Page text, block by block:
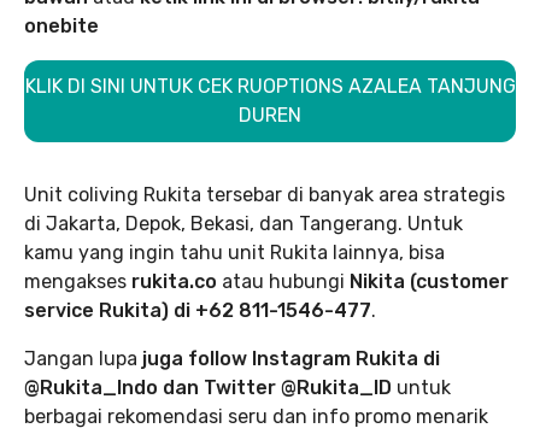
onebite
KLIK DI SINI UNTUK CEK RUOPTIONS AZALEA TANJUNG
DUREN
Unit coliving Rukita tersebar di banyak area strategis
di Jakarta, Depok, Bekasi, dan Tangerang. Untuk
kamu yang ingin tahu unit Rukita lainnya, bisa
mengakses rukita.co atau hubungi Nikita (customer
service Rukita) di +62 811-1546-477.
Jangan lupa juga follow Instagram Rukita di
@Rukita_Indo dan Twitter @Rukita_ID untuk
berbagai rekomendasi seru dan info promo menarik